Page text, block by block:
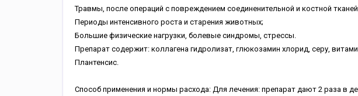
Травмы, после операций с повреждением соединенительной и костной
Периоды интенсивного роста и старения животных;
Большие физические нагрузки, болевые синдромы, стрессы.
Препарат содержит: коллагена гидролизат, глюкозамин хлорид, серу,
Плантенсис.
Способ применения и нормы расхода: Для лечения: препарат дают 2 раза в